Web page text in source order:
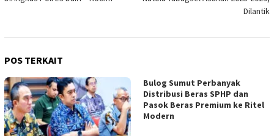
Dilantik
POS TERKAIT
Bulog Sumut Perbanyak
Distribusi Beras SPHP dan
Pasok Beras Premium ke Ritel
Modern